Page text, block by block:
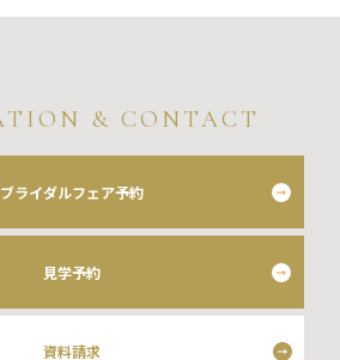
& CONTACT
ブライダルフェア予約
見学予約
資料請求